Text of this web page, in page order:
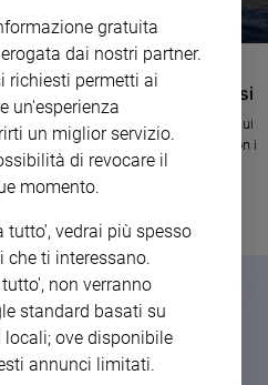
rimpatri entro 4 mesi
sicurezza" di Salvini.
gratuita
dai nostri partner.
richiesti permetti ai
un'esperienza
un miglior servizio.
di revocare il
momento.
tutto', vedrai più spesso
che ti interessano.
non verranno
standard basati su
ove disponibile
annunci limitati.